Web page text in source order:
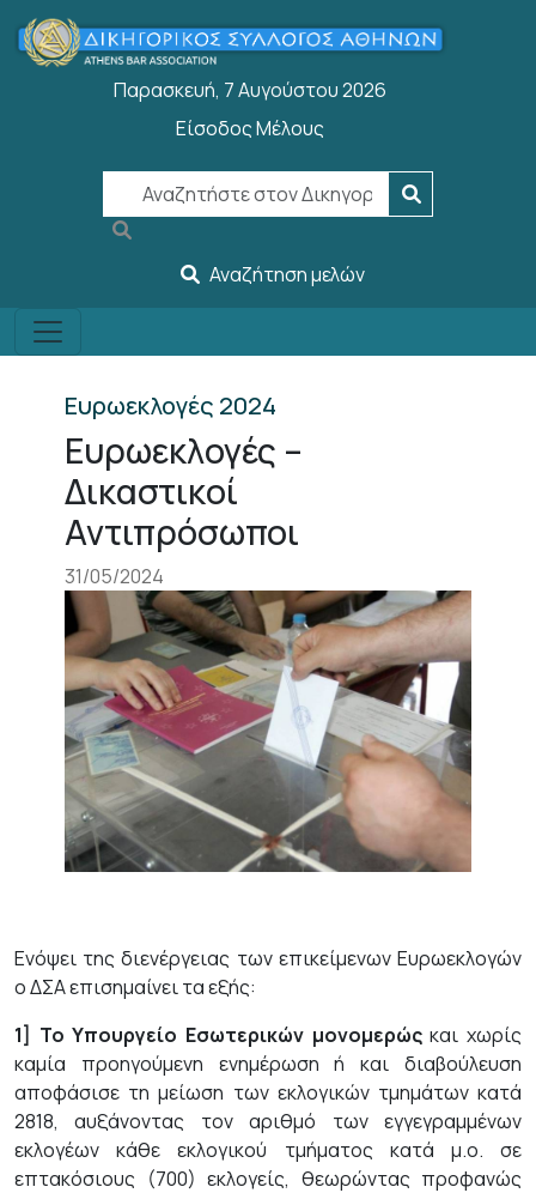
Παράκαμψη προς το κυρίως περιεχόμενο
Παρασκευή, 7 Αυγούστου 2026
User account menu
Είσοδος Μέλους
Αναζήτηση μελών
Ευρωεκλογές 2024
Ευρωεκλογές –
Δικαστικοί
Αντιπρόσωποι
31/05/2024
Ενόψει της διενέργειας των επικείμενων Ευρωεκλογών
ο ΔΣΑ επισημαίνει τα εξής:
1] Το Υπουργείο Εσωτερικών μονομερώςκαι χωρίς
καμία προηγούμενη ενημέρωση ή και διαβούλευση
αποφάσισε τη μείωση των εκλογικών τμημάτων κατά
2818, αυξάνοντας τον αριθμό των εγγεγραμμένων
εκλογέων κάθε εκλογικού τμήματος κατά μ.ο. σε
επτακόσιους (700) εκλογείς, θεωρώντας προφανώς